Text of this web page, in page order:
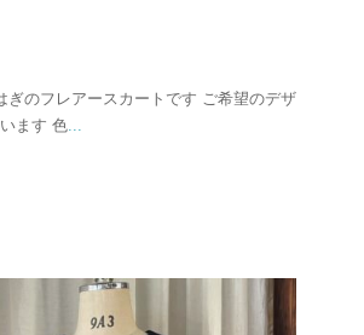
ぎのフレアースカートです ご希望のデザ
ます 色...